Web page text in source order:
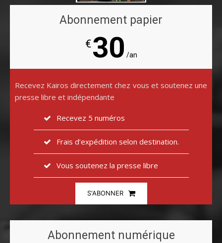
Abonnement papier
€30 /an
Recevez Kairos directement chez vous et soutenez une
presse libre et indépendante
Recevez 5 numéros
Frais d’expédition selon destination.
Vous soutenez la presse libre
S'ABONNER
Abonnement numérique